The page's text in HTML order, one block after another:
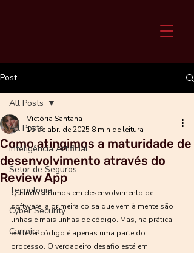
Post
All Posts
Inteligência Artificial
Setor de Seguros
Tecnologia
Cyber Security
Carreira
All Posts
Como atingimos a maturidade de
desenvolvimento através do
Review App
Victória Santana
15 de abr. de 2025 8 min de leitura
Quando falamos em desenvolvimento de
software, a primeira coisa que vem à mente são
linhas e mais linhas de código. Mas, na prática,
escrever código é apenas uma parte do
processo. O verdadeiro desafio está em